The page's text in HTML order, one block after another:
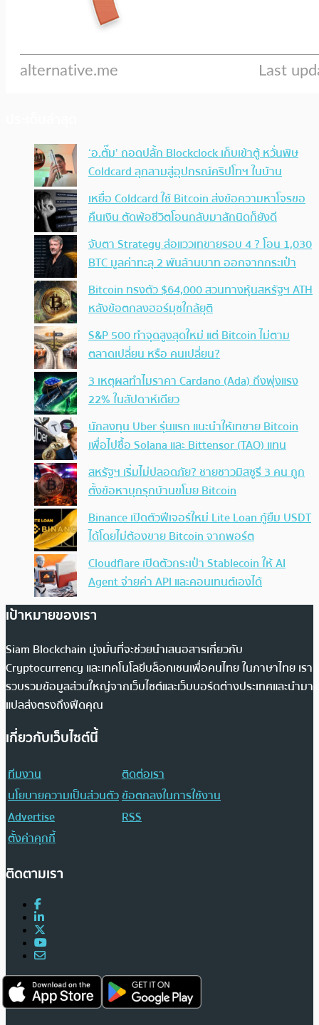
‘อ.ตั๊ม’ ถอดปลั้ก Blockclock เก็บเข้าตู้ หวั่นพิษ
Coldcard ลุกลามสู่อุปกรณ์คริปโทฯ ในบ้าน
เหยื่อ Coldcard ใช้ Bitcoin ส่งข้อความหาโจรขอ
คืนเงิน ตัดพ้อชีวิตโอนกลับมาสักนิดก็ยังดี
จับตา Strategy ส่อแววเทขายรอบ 4 ? โอน 1,030
BTC มูลค่าทะลุ 2 พันล้านบาท ออกจากกระเป๋า
Bitcoin ทรงตัว $64,000 สวนทางหุ้นสหรัฐฯ ATH
หลังข้อตกลงฮอร์มุซใกล้ยุติ
S&P 500 ทำจุดสูงสุดใหม่ แต่ Bitcoin ไม่ตาม
ตลาดเปลี่ยน หรือ คนเปลี่ยน?
3 เหตุผลทำไมราคา Cardano (Ada) ถึงพุ่งแรง
22% ในสัปดาห์เดียว
นักลงทุน Uber รุ่นแรก แนะนำให้เทขาย Bitcoin
เพื่อไปซื้อ Solana และ Bittensor (TAO) แทน
สหรัฐฯ เริ่มไม่ปลอดภัย? ชายชาวมิสซูรี 3 คน ถูก
ตั้งข้อหาบุกรุกบ้านขโมย Bitcoin
Binance เปิดตัวฟีเจอร์ใหม่ Lite Loan กู้ยืม USDT
ได้โดยไม่ต้องขาย Bitcoin จากพอร์ต
Cloudflare เปิดตัวกระเป๋า Stablecoin ให้ AI
Agent จ่ายค่า API และคอนเทนต์เองได้
เป้าหมายของเรา
Siam Blockchain มุ่งมั่นที่จะช่วยนำเสนอสารเกี่ยวกับ
Cryptocurrency และเทคโนโลยีบล็อกเชนเพื่อคนไทย ในภาษาไทย เรา
รวบรวมข้อมูลส่วนใหญ่จากเว็บไซต์และเว็บบอร์ดต่างประเทศและนำมา
แปลส่งตรงถึงฟีดคุณ
เกี่ยวกับเว็บไซต์นี้
ทีมงาน
ติดต่อเรา
นโยบายความเป็นส่วนตัวข้อตกลงในการใช้งาน
Advertise
RSS
ตั้งค่าคุกกี้
ติดตามเรา